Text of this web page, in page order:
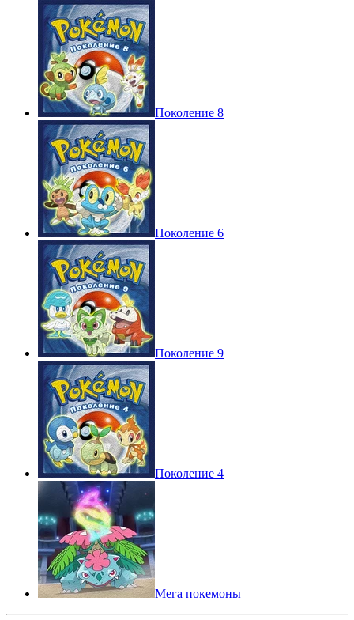
Поколение 8
Поколение 6
Поколение 9
Поколение 4
Мега покемоны